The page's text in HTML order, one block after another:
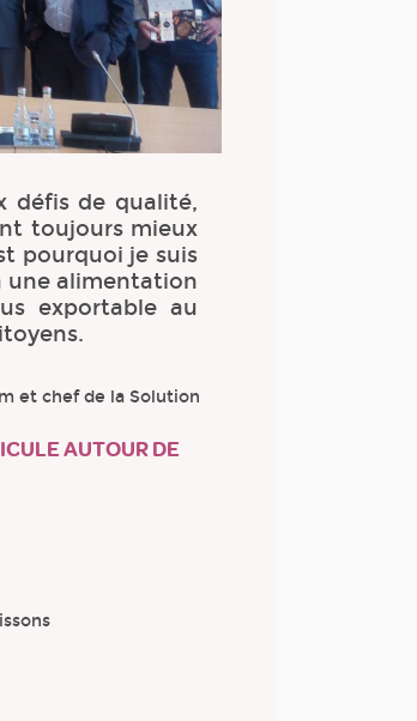
défis de qualité,
toujours mieux
pourquoi je suis
une alimentation
exportable au
et chef de la Solution
AUTOUR DE